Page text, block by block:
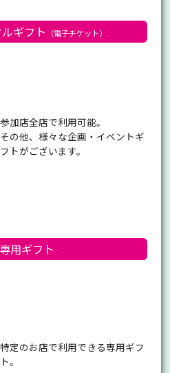
ギフト （電子チケット）
参加店全店で利用可能。
その他、様々な企画・イベントギ
フトがございます。
用ギフト
特定のお店で利用できる専用ギフ
ト。